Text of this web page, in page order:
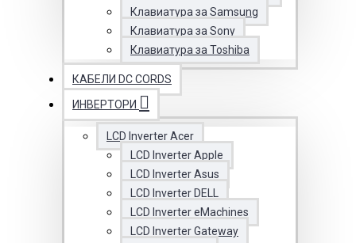
Клавиатура за Samsung
Клавиатура за Sony
Клавиатура за Toshiba
КАБЕЛИ DC CORDS
ИНВЕРТОРИ
LCD Inverter Acer
LCD Inverter Apple
LCD Inverter Asus
LCD Inverter DELL
LCD Inverter eMachines
LCD Inverter Gateway